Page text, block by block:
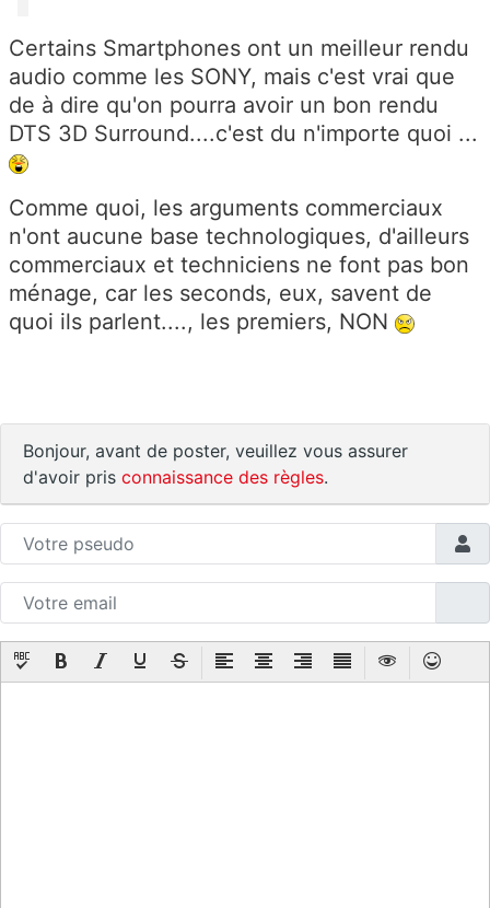
Certains Smartphones ont un meilleur rendu
audio comme les SONY, mais c'est vrai que
de à dire qu'on pourra avoir un bon rendu
DTS 3D Surround....c'est du n'importe quoi ...
Comme quoi, les arguments commerciaux
n'ont aucune base technologiques, d'ailleurs
commerciaux et techniciens ne font pas bon
ménage, car les seconds, eux, savent de
quoi ils parlent...., les premiers, NON
Bonjour, avant de poster, veuillez vous assurer
d'avoir pris connaissance des règles.